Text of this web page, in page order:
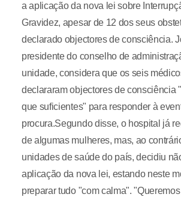
a aplicação da nova lei sobre
Gravidez, apesar de 12 dos seus
declarado objectores de consciência.
presidente do conselho de
unidade, considera que os seis
declararam objectores de consciência
que suficientes" para responder à
procura.Segundo disse, o hospital já
de algumas mulheres, mas, ao
unidades de saúde do país, decidiu
aplicação da nova lei, estando neste
preparar tudo "com calma".